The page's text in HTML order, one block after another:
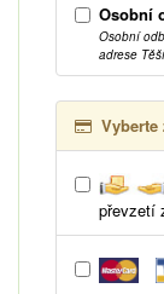
Osobní
Osobní
adrese
převzetí